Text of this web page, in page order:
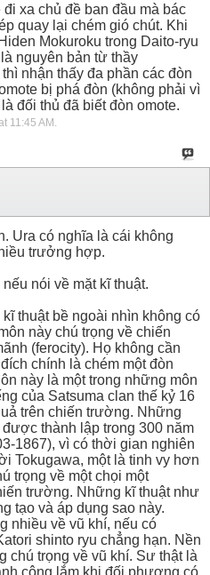
xa chủ đề ban đầu mà bác
quay lại chém gió chút. Khi
Mokuroku trong Daito-ryu
nguyên bản từ thầy
nhận thấy đa phần các đòn
bị phá đòn (không phải vì
đối thủ đã biết đòn omote.
11:45 AM .
Ura có nghĩa là cái không
trưởng hợp.
nói về mặt kĩ thuật.
thuật bề ngoài nhìn không có
này chú trọng về chiến
(ferocity). Họ không cần
chính là chém một đòn
này là một trong những môn
của Satsuma clan thế kỷ 16
trên chiến trường. Những
thành lập trong 300 năm
1867), vì có thời gian nghiên
Tokugawa, một là tinh vy hơn
trọng về một chọi một
trường. Những kĩ thuật như
tạo và áp dụng sao này.
nhiều về vũ khí, nếu có
shinto ryu chẳng hạn. Nền
chú trọng về vũ khí. Sư thật là
công lắm khi đối phương có